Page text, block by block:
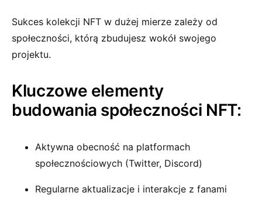
Sukces kolekcji NFT w dużej mierze zależy od
społeczności, którą zbudujesz wokół swojego
projektu.
Kluczowe elementy
budowania społeczności NFT:
Aktywna obecność na platformach
społecznościowych (Twitter, Discord)
Regularne aktualizacje i interakcje z fanami